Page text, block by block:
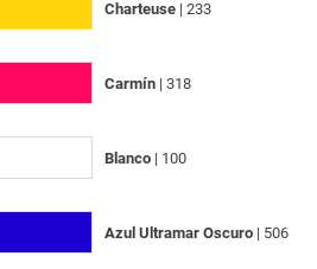
Charteuse| 233
Carmín| 318
Blanco| 100
Azul Ultramar Oscuro| 506